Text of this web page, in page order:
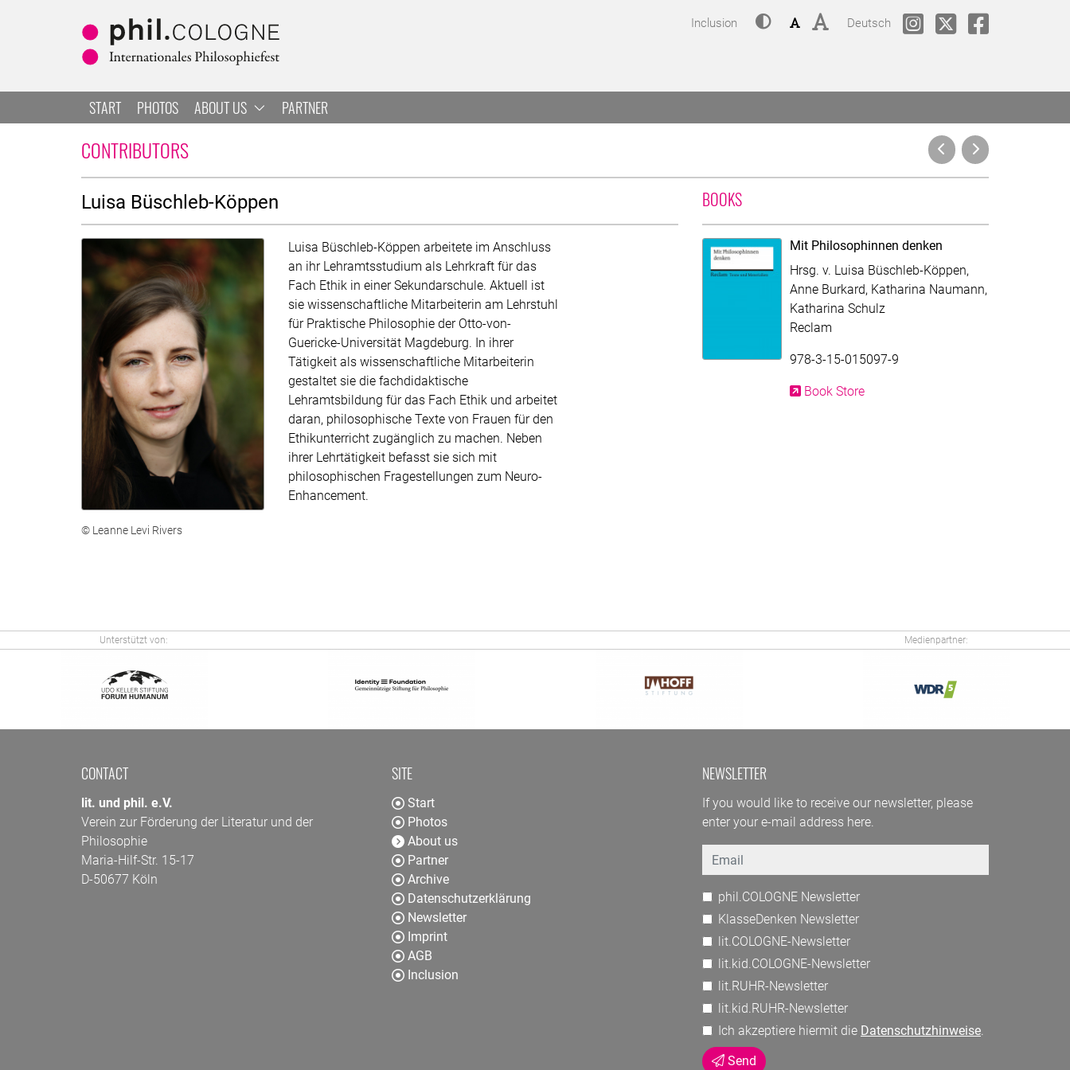
Skip to main
Skip to navigation
Skip to search Inclusion ContrastFont size: small
Font size: big
Change language to
Deutsch phil.COLOGNE @ Instagram
phil.COLOGNE
START PHOTOS ABOUT US PARTNER
CONTRIBUTORSLUISA BÜSCHLEB-KÖPPEN
About
Luisa Büschleb-Köppen
Luisa Büschleb-Köppen arbeitete im Anschluss
an ihr Lehramtsstudium als Lehrkraft für das
Fach Ethik in einer Sekundarschule. Aktuell ist
sie wissenschaftliche Mitarbeiterin am Lehrstuhl
für Praktische Philosophie der Otto-von-
Guericke-Universität Magdeburg. In ihrer
Tätigkeit als wissenschaftliche Mitarbeiterin
gestaltet sie die fachdidaktische
Lehramtsbildung für das Fach Ethik und arbeitet
daran, philosophische Texte von Frauen für den
Ethikunterricht zugänglich zu machen. Neben
ihrer Lehrtätigkeit befasst sie sich mit
philosophischen Fragestellungen zum Neuro-
Enhancement.
© Leanne Levi Rivers
BOOKSWITH CONTRIBUTION OF LUISA BÜSCHLEB-KÖPPEN
Mit Philosophinnen denken
Hrsg. v. Luisa Büschleb-Köppen,
Anne Burkard, Katharina Naumann,
Katharina Schulz
Reclam
978-3-15-015097-9
Book Store
Unterstützt von: Medienpartner:
CONTACT
lit. und phil. e.V.
Verein zur Förderung der Literatur und der
Philosophie
Maria-Hilf-Str. 15-17
D-50677 Köln
SITE
Start
Photos
About us
Partner
Archive
Datenschutzerklärung
Newsletter
Imprint
AGB
Inclusion
NEWSLETTER
If you would like to receive our newsletter, please
enter your e-mail address here.
Email
phil.COLOGNE Newsletter
KlasseDenken Newsletter
lit.COLOGNE-Newsletter
lit.kid.COLOGNE-Newsletter
lit.RUHR-Newsletter
lit.kid.RUHR-Newsletter
Ich akzeptiere hiermit die Datenschutzhinweise.
Send